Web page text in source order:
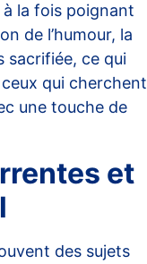
la fois poignant
de l’humour, la
sacrifiée, ce qui
qui cherchent
une touche de
et
des sujets